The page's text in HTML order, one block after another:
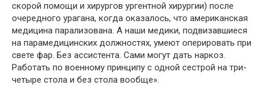
скорой по­мощи и хирургов ургентной хирургии) после
очередного урага­на, когда оказалось, что американская
медицина парализована. А наши медики, подвизавшиеся
на парамедицинских должностях, умеют оперировать при
свете фар. Без ассистента. Сами могут дать наркоз.
Работать по военному принципу с одной сестрой на три-
четыре стола и без стола вообще».